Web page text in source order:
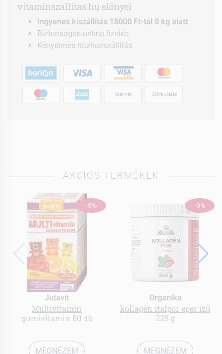
vitaminszallitas.hu előnyei
Ingyenes kiszállítás 18000 Ft-tól 8 kg alatt
Biztonságos online fizetés
Kényelmes házhozszállítás
Utánvét Előre utalás
AKCIÓS TERMÉKEK
-9%
Jutavit
Multivitamin
gumivitamin 60 db
MEGNÉZEM
-9%
Organika
kollagén italpor eper ízű
225 g
MEGNÉZEM